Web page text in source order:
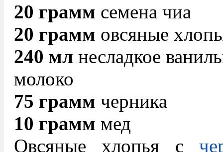
20 грамм семена чиа
20 грамм овсяные
240 мл несладкое
молоко
75 грамм черника
10 грамм мед
Овсяные хлопья с